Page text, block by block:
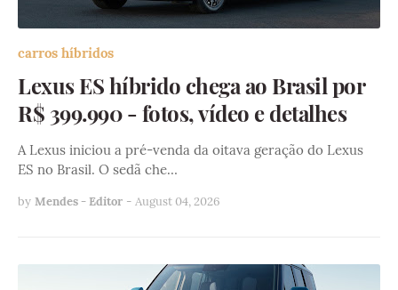
carros híbridos
Lexus ES híbrido chega ao Brasil por
R$ 399.990 - fotos, vídeo e detalhes
A Lexus iniciou a pré-venda da oitava geração do Lexus
ES no Brasil. O sedã che…
by Mendes - Editor - August 04, 2026